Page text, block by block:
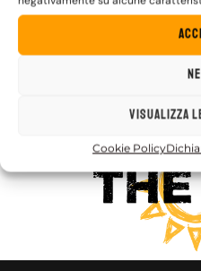
Visualizza
Cookie Policy